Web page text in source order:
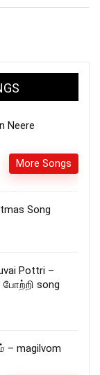
Neere
More Songs
Song
Pottri –
போற்றி song
magilvom